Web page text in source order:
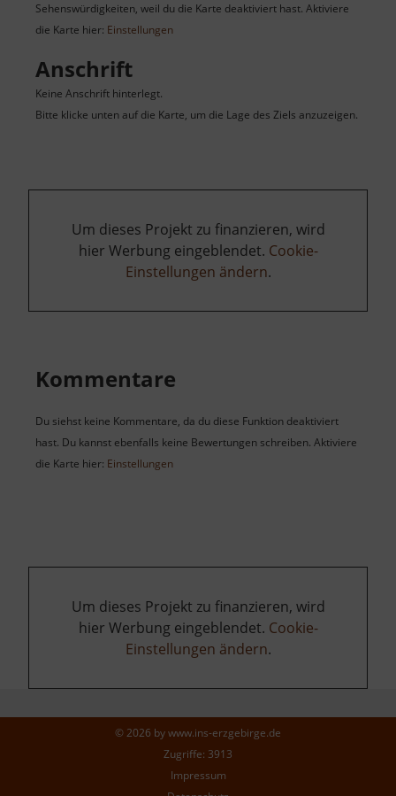
Sehenswürdigkeiten, weil du die Karte deaktiviert hast. Aktiviere
die Karte hier: Einstellungen
Anschrift
Keine Anschrift hinterlegt.
Bitte klicke unten auf die Karte, um die Lage des Ziels anzuzeigen.
Um dieses Projekt zu finanzieren, wird
hier Werbung eingeblendet. Cookie-
Einstellungen ändern.
Kommentare
Du siehst keine Kommentare, da du diese Funktion deaktiviert
hast. Du kannst ebenfalls keine Bewertungen schreiben. Aktiviere
die Karte hier: Einstellungen
Um dieses Projekt zu finanzieren, wird
hier Werbung eingeblendet. Cookie-
Einstellungen ändern.
© 2026 bywww.ins-erzgebirge.de
Zugriffe: 3913
Impressum